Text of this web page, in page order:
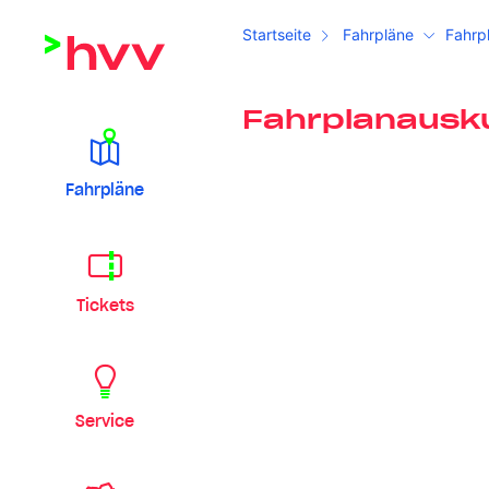
Startseite Fahrpläne
Fahrpläne
Tickets
Service